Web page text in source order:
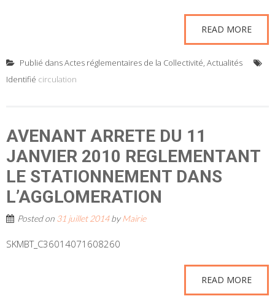
READ MORE
Publié dansActes réglementaires de la Collectivité, Actualités
Identifié circulation
AVENANT ARRETE DU 11
JANVIER 2010 REGLEMENTANT
LE STATIONNEMENT DANS
L’AGGLOMERATION
Posted on 31 juillet 2014byMairie
SKMBT_C36014071608260
READ MORE